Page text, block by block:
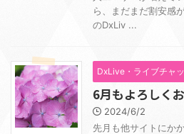
ら、まだまだ割安感
のDxLiv ...
DxLive・ライブチャ
6月もよろしく
2024/6/2
先月も他サイトにか